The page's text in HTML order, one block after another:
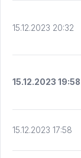
15.12.2023 20:32
15.12.2023 19:58
15.12.2023 17:58